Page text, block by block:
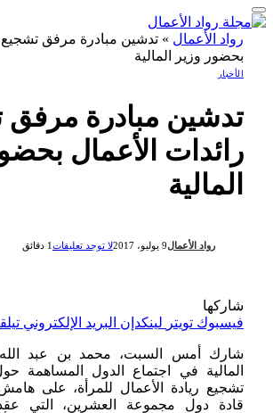
رواد الأعمال» تدشين مبادرة مرفق تشجيع
بحضور وزير المالية
الأخبار
تدشين مبادرة مرفق
رائدات الأعمال
المالية
رواد الأعمال9 يوليو، 2017 لا توجد تعليقات1 دقائق
شاركها
فيسبوك تويتر لينكدإن البريد الإلكتروني
شارك أمس السبت، محمد بن عبد الله
المالية في اجتماع الدول المساهمة
تشجيع ريادة الأعمال للمرأة، على
قادة دول مجموعة العشرين، التي